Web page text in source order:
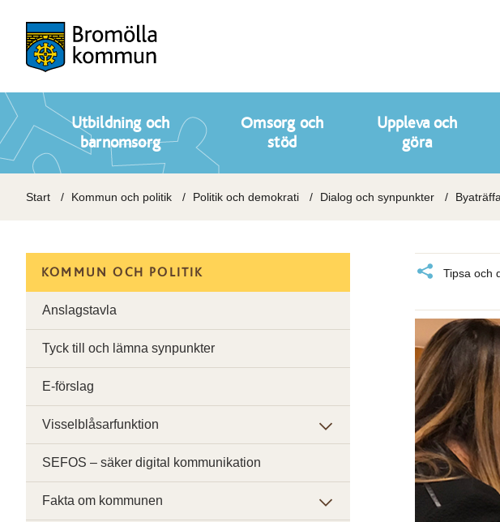
Utbildning och
barnomsorg
Omsorg och
stöd
Uppleva och
göra
Start Kommun och politik Politik och demokrati Dialog och synpunkter
Tipsa och
KOMMUN OCH POLITIK
Anslagstavla
Tyck till och lämna synpunkter
E-förslag
Visselblåsarfunktion
SEFOS – säker digital kommunikation
Fakta om kommunen